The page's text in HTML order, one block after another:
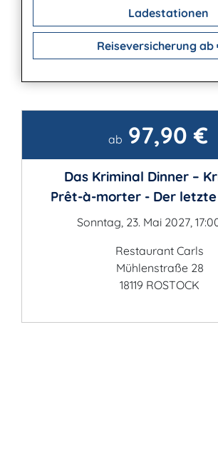
Ladestationen
Reiseversicherung ab
Kontaktab 97,90 €
Das Kriminal Dinner –
Prêt-à-morter - Der letzte
Sonntag, 23. Mai 2027,
Restaurant Carls
Mühlenstraße 28
18119 ROSTOCK